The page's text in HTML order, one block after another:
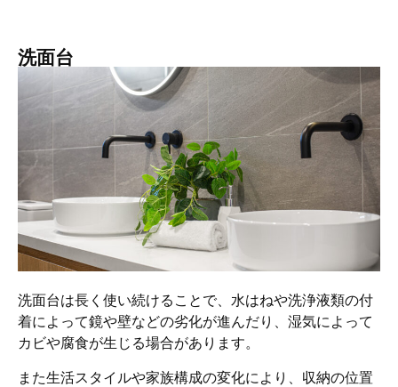
洗面台
洗面台は長く使い続けることで、水はねや洗浄液類の付
着によって鏡や壁などの劣化が進んだり、湿気によって
カビや腐食が生じる場合があります。
また生活スタイルや家族構成の変化により、収納の位置